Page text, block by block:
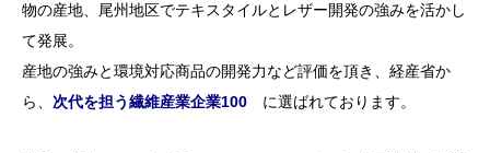
物の産地、尾州地区でテキスタイルとレザー開発の強みを活かし
て発展。
産地の強みと環境対応商品の開発力など評価を頂き、経産省か
ら、 次代を担う繊維産業企業100 に選ばれております。